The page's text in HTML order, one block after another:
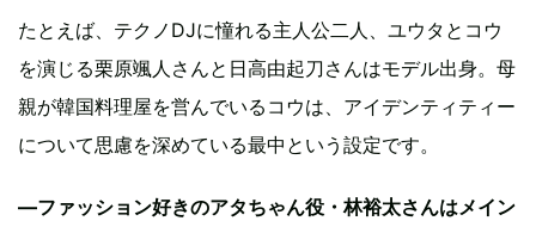
たとえば、テクノDJに憧れる主人公二人、ユウタとコウ
を演じる栗原颯人さんと日高由起刀さんはモデル出身。母
親が韓国料理屋を営んでいるコウは、アイデンティティー
について思慮を深めている最中という設定です。
―ファッション好きのアタちゃん役・林裕太さんはメイン